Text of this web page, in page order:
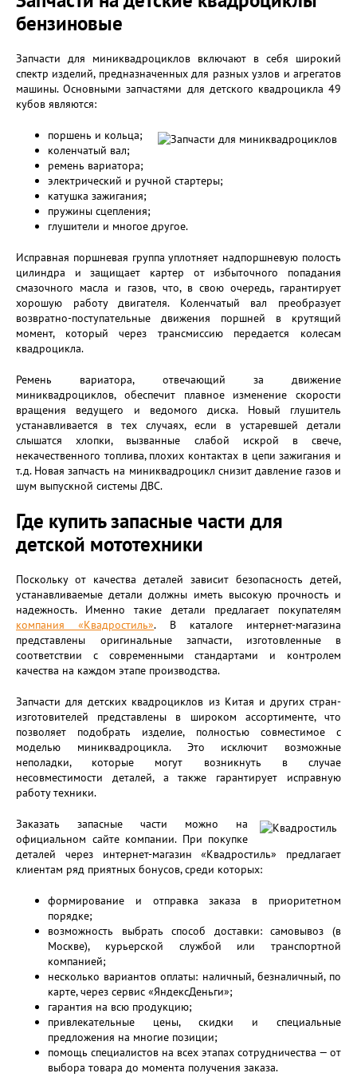
бензиновые
Запчасти для миниквадроциклов включают в себя широкий
спектр изделий, предназначенных для разных узлов и агрегатов
машины. Основными запчастями для детского квадроцикла 49
кубов являются:
поршень и кольца;
коленчатый вал;
ремень вариатора;
электрический и ручной стартеры;
катушка зажигания;
пружины сцепления;
глушители и многое другое.
Исправная поршневая группа уплотняет надпоршневую полость
цилиндра и защищает картер от избыточного попадания
смазочного масла и газов, что, в свою очередь, гарантирует
хорошую работу двигателя. Коленчатый вал преобразует
возвратно-поступательные движения поршней в крутящий
момент, который через трансмиссию передается колесам
квадроцикла.
Ремень вариатора, отвечающий за движение
миниквадроциклов, обеспечит плавное изменение скорости
вращения ведущего и ведомого диска. Новый глушитель
устанавливается в тех случаях, если в устаревшей детали
слышатся хлопки, вызванные слабой искрой в свече,
некачественного топлива, плохих контактах в цепи зажигания и
т.д. Новая запчасть на миниквадроцикл снизит давление газов и
шум выпускной системы ДВС.
Где купить запасные части для
детской мототехники
Поскольку от качества деталей зависит безопасность детей,
устанавливаемые детали должны иметь высокую прочность и
надежность. Именно такие детали предлагает покупателям
компания «Квадростиль». В каталоге интернет-магазина
представлены оригинальные запчасти, изготовленные в
соответствии с современными стандартами и контролем
качества на каждом этапе производства.
Запчасти для детских квадроциклов из Китая и других стран-
изготовителей представлены в широком ассортименте, что
позволяет подобрать изделие, полностью совместимое с
моделью миниквадроцикла. Это исключит возможные
неполадки, которые могут возникнуть в случае
несовместимости деталей, а также гарантирует исправную
работу техники.
Заказать запасные части можно на
официальном сайте компании. При покупке
деталей через интернет-магазин «Квадростиль» предлагает
клиентам ряд приятных бонусов, среди которых:
формирование и отправка заказа в приоритетном
порядке;
возможность выбрать способ доставки: самовывоз (в
Москве), курьерской службой или транспортной
компанией;
несколько вариантов оплаты: наличный, безналичный, по
карте, через сервис «ЯндексДеньги»;
гарантия на всю продукцию;
привлекательные цены, скидки и специальные
предложения на многие позиции;
помощь специалистов на всех этапах сотрудничества — от
выбора товара до момента получения заказа.